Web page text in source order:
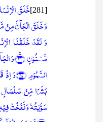
[281]
وَ خَلَقَ الۡجَآنَّ مِنۡ
وَ لَقَدۡ خَلَقۡنَا
مَّسۡنُوۡنٍ
السَّمُوۡمِ
سَوَّیۡتُہٗ وَ نَفَخۡتُ